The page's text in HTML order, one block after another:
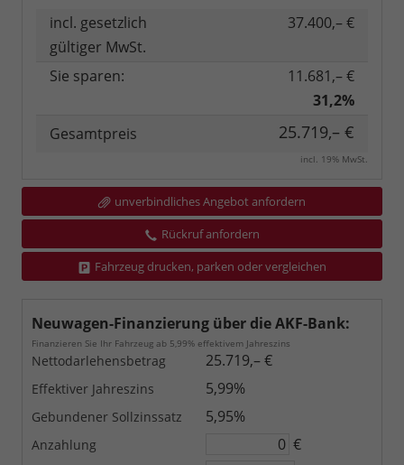
incl. gesetzlich
gültiger MwSt.
37.400,– €
Sie sparen:
11.681,– €
31,2%
Gesamtpreis
25.719,– €
incl. 19% MwSt.
unverbindliches Angebot anfordern
Rückruf anfordern
Fahrzeug drucken, parken oder vergleichen
Neuwagen-Finanzierung über die AKF-Bank:
Finanzieren Sie Ihr Fahrzeug ab 5,99% effektivem Jahreszins
Nettodarlehensbetrag 25.719,– €
Effektiver Jahreszins 5,99%
Gebundener Sollzinssatz 5,95%
Anzahlung €